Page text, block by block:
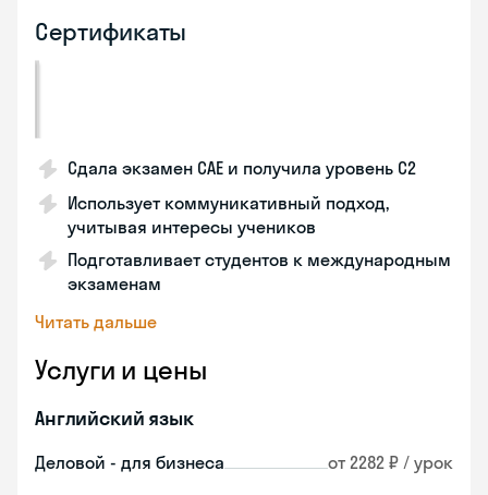
Сертификаты
Сдала экзамен CAE и получила уровень С2
Использует коммуникативный подход,
учитывая интересы учеников
Подготавливает студентов к международным
экзаменам
Читать дальше
Услуги и цены
Английский язык
Деловой - для бизнеса от 2282 ₽ / урок